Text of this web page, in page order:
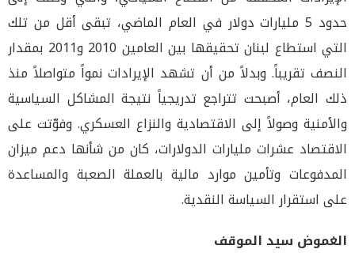
حدود 5 مليارات دولار في العام الماضي، تبقى أقل من تلك
التي استطاع لبنان تحقيقها بين العامين 2010 و2011 بمقدار
النصف تقريباً. وبدلاً من أن تشهد الإيرادات نمواً متواصلاً منذ
ذلك العام، أصبحت تتراجع تدريجياً نتيجة المشاكل السياسية
والأمنية وصولاً إلى الاقتصادية والنزاع العسكري. وفوّتت على
الاقتصاد عشرات مليارات الدولارات، كان من شأنها دعم ميزان
المدفوعات وتأمين موارد مالية بالعملة الصعبة والمساعدة
على استقرار السياسة النقدية.
الغموض سيد الموقف